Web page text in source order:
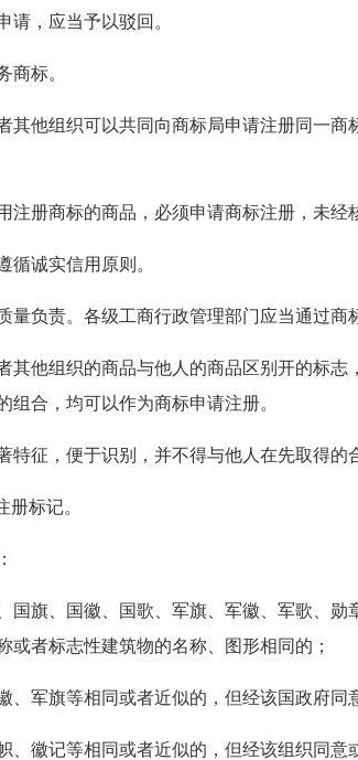
请，应当予以驳回。
标。
织可以共同向商标局申请注册同一商标
标的商品，必须申请商标注册，未经核
实信用原则。
。各级工商行政管理部门应当通过商标
织的商品与他人的商品区别开的标志，
组合，均可以作为商标申请注册。
便于识别，并不得与他人在先取得的合
标记。
国徽、国歌、军旗、军徽、军歌、勋章
或者标志性建筑物的名称、图形相同的；
旗等相同或者近似的，但经该国政府同
等相同或者近似的，但经该组织同意或